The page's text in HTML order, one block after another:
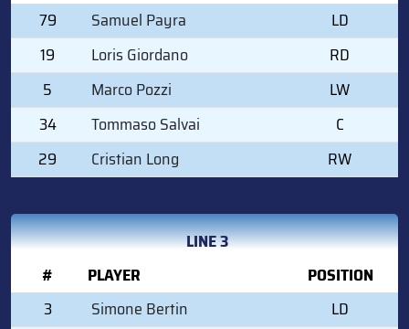
79
Samuel Payra
LD
19
Loris Giordano
RD
5
Marco Pozzi
LW
34
Tommaso Salvai
C
29
Cristian Long RW
LINE 3
#
PLAYER
POSITION
3
Simone Bertin
LD